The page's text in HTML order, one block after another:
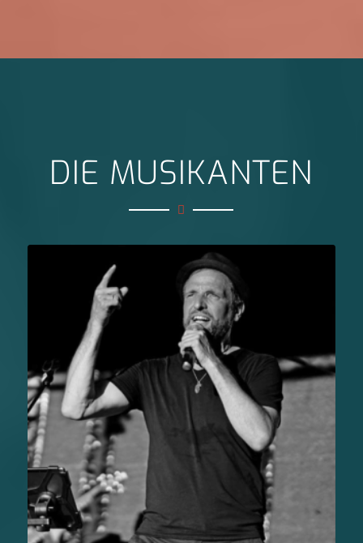
DIE MUSIKANTEN